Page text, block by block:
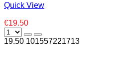
Quick View
€19.50
19.50 101557221713